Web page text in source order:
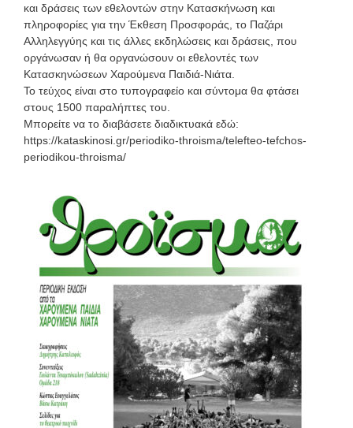
και δράσεις των εθελοντών στην Κατασκήνωση και
πληροφορίες για την Έκθεση Προσφοράς, το Παζάρι
Αλληλεγγύης και τις άλλες εκδηλώσεις και δράσεις, που
οργάνωσαν ή θα οργανώσουν οι εθελοντές των
Κατασκηνώσεων Χαρούμενα Παιδιά-Νιάτα.
Το τεύχος είναι στο τυπογραφείο και σύντομα θα φτάσει
στους 1500 παραλήπτες του.
Μπορείτε να το διαβάσετε διαδικτυακά εδώ:
https://kataskinosi.gr/periodiko-throisma/telefteo-tefchos-
periodikou-throisma/